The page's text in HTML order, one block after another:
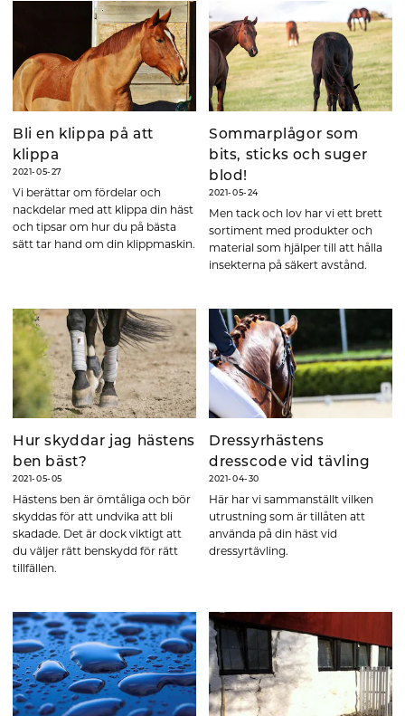
Bli en klippa på att
klippa
2021-05-27
Vi berättar om fördelar och
nackdelar med att klippa din häst
och tipsar om hur du på bästa
sätt tar hand om din klippmaskin.
Sommarplågor som
bits, sticks och suger
blod!
2021-05-24
Men tack och lov har vi ett brett
sortiment med produkter och
material som hjälper till att hålla
insekterna på säkert avstånd.
Hur skyddar jag hästens
ben bäst?
2021-05-05
Hästens ben är ömtåliga och bör
skyddas för att undvika att bli
skadade. Det är dock viktigt att
du väljer rätt benskydd för rätt
tillfällen.
Dressyrhästens
dresscode vid tävling
2021-04-30
Här har vi sammanställt vilken
utrustning som är tillåten att
använda på din häst vid
dressyrtävling.